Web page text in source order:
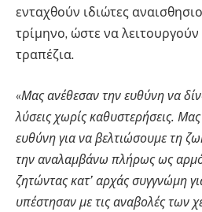
ενταχθούν ιδιώτες
τρίμηνο, ώστε να
τραπέζια.
«Μας ανέθεσαν την ευθύνη να
λύσεις χωρίς καθυστερήσεις.
ευθύνη για να βελτιώσουμε τη
την αναλαμβάνω πλήρως ως
ζητώντας κατ’ αρχάς συγγνώμη
υπέστησαν με τις αναβολές των